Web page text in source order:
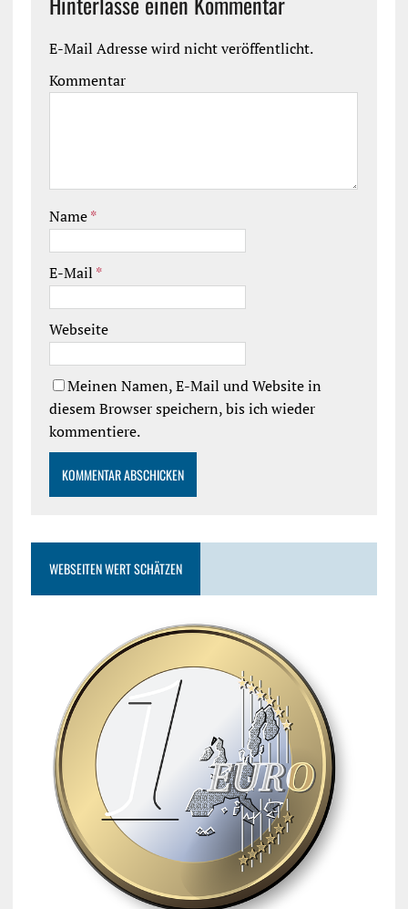
E-Mail Adresse wird nicht veröffentlicht.
Kommentar
Name*
E-Mail *
Webseite
Meinen Namen, E-Mail und Website in
diesem Browser speichern, bis ich wieder
kommentiere.
WEBSEITEN WERT SCHÄTZEN